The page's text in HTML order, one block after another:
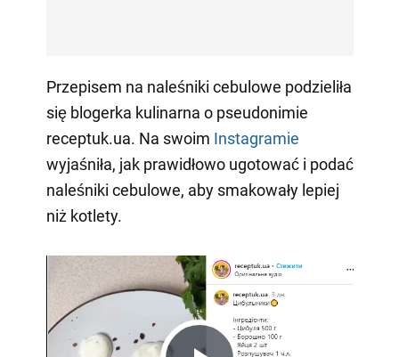
Przepisem na naleśniki cebulowe podzieliła
się blogerka kulinarna o pseudonimie
receptuk.ua. Na swoim Instagramie
wyjaśniła, jak prawidłowo ugotować i podać
naleśniki cebulowe, aby smakowały lepiej
niż kotlety.